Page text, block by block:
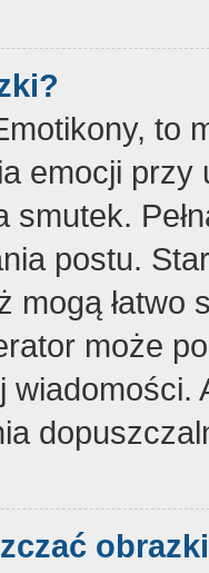
to
emocji
smutek.
postu.
mogą
może